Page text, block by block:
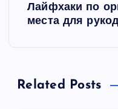
а
Лайфхаки по
места для
Related Posts